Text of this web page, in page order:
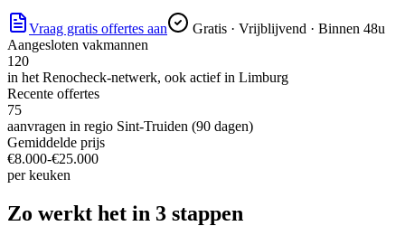
Vraag gratis offertes aan
Gratis · Vrijblijvend · Binnen 48u
Aangesloten vakmannen
120
in het Renocheck-netwerk, ook actief in Limburg
Recente offertes
75
aanvragen in regio Sint-Truiden (90 dagen)
Gemiddelde prijs
€8.000-€25.000
perkeuken
Zo werkt het in 3 stappen